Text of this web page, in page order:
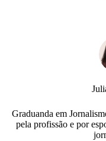
Graduanda em
pela profissão e por